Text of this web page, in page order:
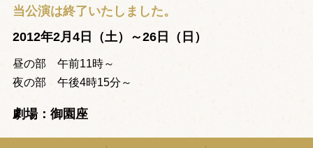
当公演は終了いたしました。
2012年2月4日（土）～26日（日）
昼の部 午前11時～
夜の部 午後4時15分～
劇場：御園座